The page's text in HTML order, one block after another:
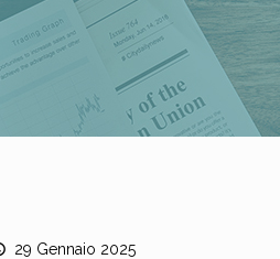
29 Gennaio 2025